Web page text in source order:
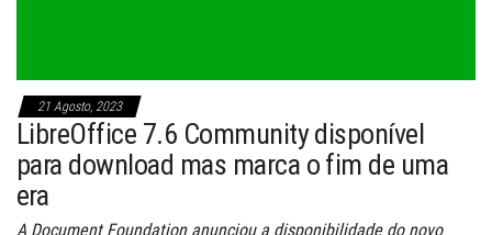
21 Agosto, 2023
LibreOffice 7.6 Community disponível
para download mas marca o fim de uma
era
A Document Foundation anunciou a disponibilidade do novo